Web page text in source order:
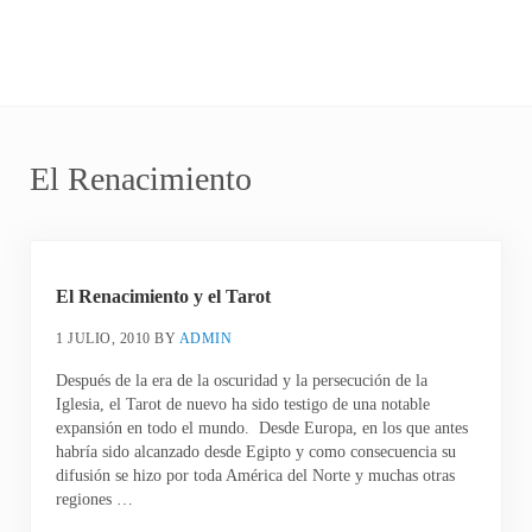
El Renacimiento
El Renacimiento y el Tarot
1 JULIO, 2010 BY ADMIN
Después de la era de la oscuridad y la persecución de la
Iglesia, el Tarot de nuevo ha sido testigo de una notable
expansión en todo el mundo. Desde Europa, en los que antes
habría sido alcanzado desde Egipto y como consecuencia su
difusión se hizo por toda América del Norte y muchas otras
regiones …